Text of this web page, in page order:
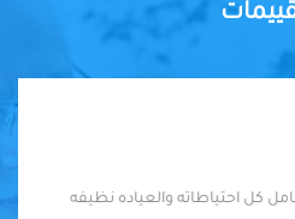
احتياطاته والعياده نظيفه